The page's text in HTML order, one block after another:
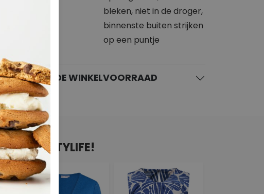
bleken, niet in de droger,
binnenste buiten strijken
op een puntje
BEKIJK DE WINKELVOORRAAD
VAN CITYLIFE!